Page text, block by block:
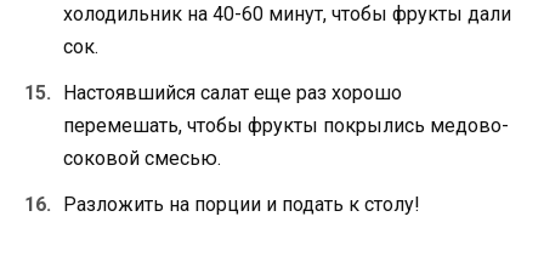
холодильник на 40-60 минут, чтобы фрукты дали
сок.
Настоявшийся салат еще раз хорошо
перемешать, чтобы фрукты покрылись медово-
соковой смесью.
Разложить на порции и подать к столу!